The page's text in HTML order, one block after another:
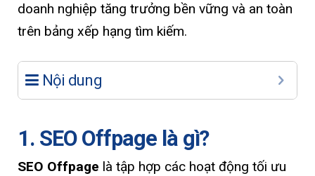
doanh nghiệp tăng trưởng bền vững và an toàn
trên bảng xếp hạng tìm kiếm.
Nội dung
1. SEO Offpage là gì?
SEO Offpage là tập hợp các hoạt động tối ưu